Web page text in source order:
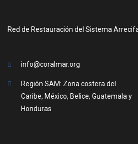
Red de Restauración del Sistema
info@coralmar.org
Región SAM: Zona costera del
Caribe, México, Belice, Guatemala y
Honduras